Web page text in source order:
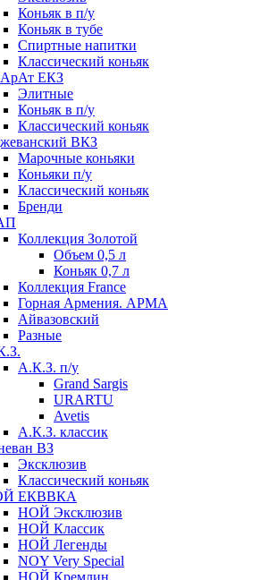
Коньяк в п/у
Коньяк в тубе
Спиртные напитки
Классический коньяк
ЕКЗ
Элитные
Коньяк в п/у
Классический коньяк
ВКЗ
Марочные коньяки
Коньяки п/у
Классический коньяк
Бренди
Коллекция Золотой
Объем 0,5 л
Коньяк 0,7 л
Коллекция France
Горная Армения. АРМА
Айвазовский
Разные
А.К.З. п/у
Grand Sargis
URARTU
Avetis
А.К.З. классик
ВЗ
Эксклюзив
Классический коньяк
ЕКВВКА
НОЙ Эксклюзив
НОЙ Классик
НОЙ Легенды
NOY Very Speсial
НОЙ Кремлин